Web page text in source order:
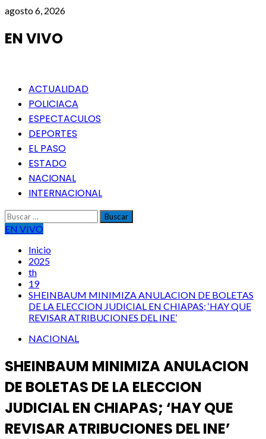
Saltar
contenido
agosto 6, 2026
EN VIVO
Menú
principal
ACTUALIDAD
POLICIACA
ESPECTACULOS
DEPORTES
EL PASO
ESTADO
NACIONAL
INTERNACIONAL
Buscar:
EN VIVO
Inicio
2025
th
19
SHEINBAUM MINIMIZA ANULACION DE BOLETAS
DE LA ELECCION JUDICIAL EN CHIAPAS; ‘HAY QUE
REVISAR ATRIBUCIONES DEL INE’
NACIONAL
SHEINBAUM MINIMIZA ANULACION
DE BOLETAS DE LA ELECCION
JUDICIAL EN CHIAPAS; ‘HAY QUE
REVISAR ATRIBUCIONES DEL INE’